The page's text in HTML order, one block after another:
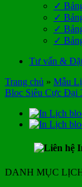
✓
✓
✓
✓
Tư vấn &
Trang chủ » Mẫu
Bloc Siêu Cực Đại
DANH MỤC